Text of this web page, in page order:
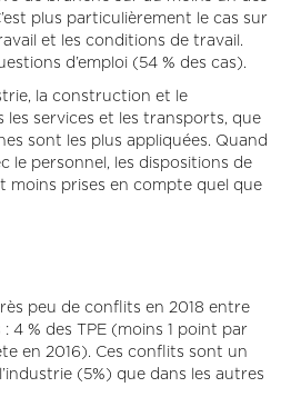
plus particulièrement le cas sur
et les conditions de travail.
d’emploi (54 % des cas).
la construction et le
les services et les transports, que
sont les plus appliquées. Quand
le personnel, les dispositions de
moins prises en compte quel que
peu de conflits en 2018 entre
: 4 % des TPE (moins 1 point par
en 2016). Ces conflits sont un
(5%) que dans les autres